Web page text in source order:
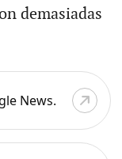
demasiadas
News.